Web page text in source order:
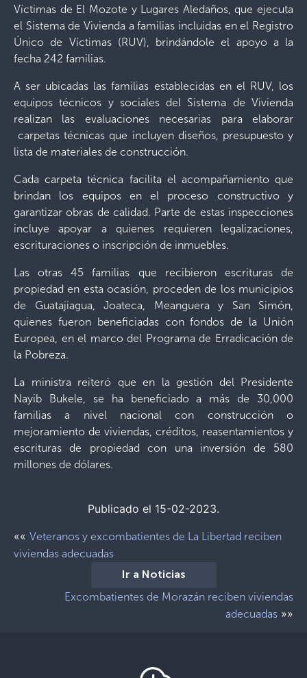
Víctimas de El Mozote y Lugares Aledaños, que ejecuta
el Sistema de Vivienda a familias incluidas en el Registro
Único de Víctimas (RUV), brindándole el apoyo a la
fecha 242 familias.
A ser ubicadas las familias establecidas en el RUV, los
equipos técnicos y sociales del Sistema de Vivienda
realizan las evaluaciones necesarias para elaborar
carpetas técnicas que incluyen diseños, presupuesto y
lista de materiales de construcción.
Cada carpeta técnica facilita el acompañamiento que
brindan los equipos en el proceso constructivo y
garantizar obras de calidad. Parte de estas inspecciones
incluye apoyar a quienes requieren legalizaciones,
escrituraciones o inscripción de inmuebles.
Las otras 45 familias que recibieron escrituras de
propiedad en esta ocasión, proceden de los municipios
de Guatajiagua, Joateca, Meanguera y San Simón,
quienes fueron beneficiadas con fondos de la Unión
Europea, en el marco del Programa de Erradicación de
la Pobreza.
La ministra reiteró que en la gestión del Presidente
Nayib Bukele, se ha beneficiado a más de 30,000
familias a nivel nacional con construcción o
mejoramiento de viviendas, créditos, reasentamientos y
escrituras de propiedad con una inversión de 580
millones de dólares.
Publicado el 15-02-2023.
«« Veteranos y excombatientes de La Libertad reciben
viviendas adecuadas
Ir a Noticias
Excombatientes de Morazán reciben viviendas
adecuadas »»